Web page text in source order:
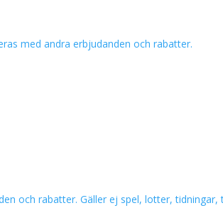
med andra erbjudanden och rabatter.
och rabatter. Gäller ej spel, lotter,